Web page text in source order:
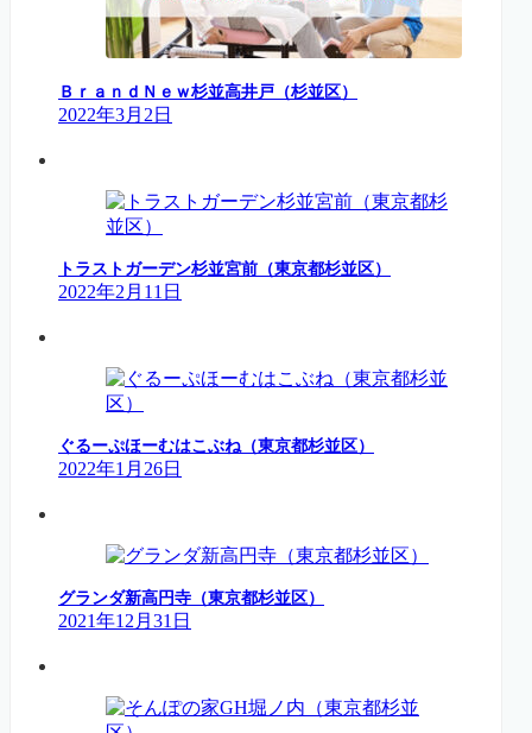
ＢｒａｎｄＮｅｗ杉並高井戸（杉並区）
2022年3月2日
トラストガーデン杉並宮前（東京都杉並区）
2022年2月11日
ぐるーぷほーむはこぶね（東京都杉並区）
2022年1月26日
グランダ新高円寺（東京都杉並区）
2021年12月31日